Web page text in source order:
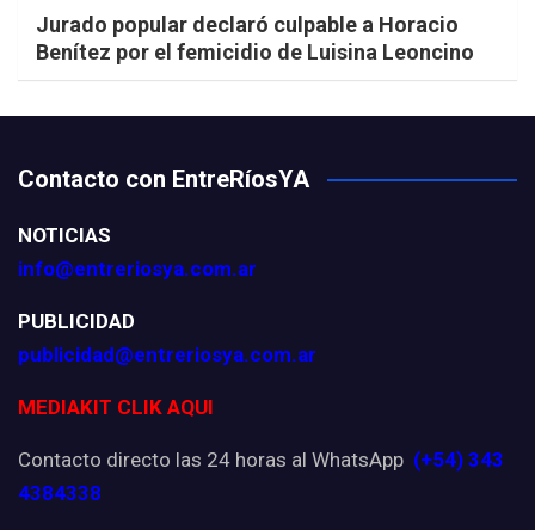
Jurado popular declaró culpable a Horacio
Benítez por el femicidio de Luisina Leoncino
Contacto con EntreRíosYA
NOTICIAS
info@entreriosya.com.ar
PUBLICIDAD
publicidad@entreriosya.com.ar
MEDIAKIT CLIK AQUI
Contacto directo las 24 horas al WhatsApp (+54) 343
4384338